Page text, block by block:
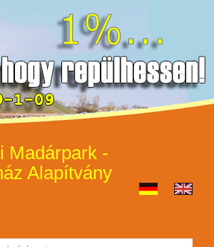
Madárpark -
Alapítvány